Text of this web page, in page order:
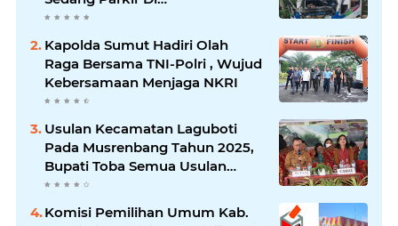
Siborongborong
Kapolda Sumut Hadiri Olah
Raga Bersama TNI-Polri , Wujud
Kebersamaan Menjaga NKRI
Usulan Kecamatan Laguboti
Pada Musrenbang Tahun 2025,
Bupati Toba Semua Usulan
Harus Mendukung
Pertumbuhan Pariwisata.
Komisi Pemilihan Umum Kab.